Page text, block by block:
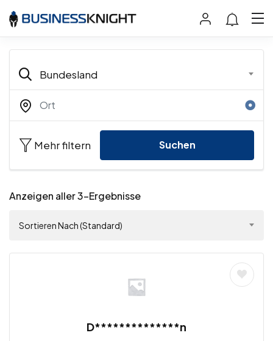
Bundesland
Mehr filtern Suchen
Anzeigen aller 3-Ergebnisse
Sortieren Nach (Standard)
D**************n